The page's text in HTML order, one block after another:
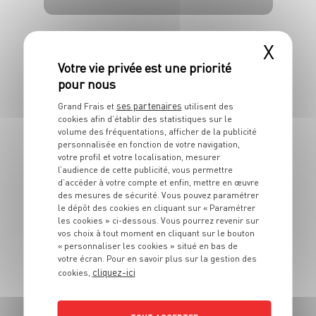
PLAT
Purée de panais,
pommes de terre et
ciboulette
6 pers. 5 min 20 min
X
Grand Frais et ses partenaires utilisent des
cookies afin d’établir des statistiques sur le
volume des fréquentations, afficher de la publicité
personnalisée en fonction de votre navigation,
votre profil et votre localisation, mesurer
l’audience de cette publicité, vous permettre
d’accéder à votre compte et enfin, mettre en œuvre
des mesures de sécurité. Vous pouvez paramétrer
le dépôt des cookies en cliquant sur « Paramétrer
les cookies » ci-dessous. Vous pourrez revenir sur
vos choix à tout moment en cliquant sur le bouton
« personnaliser les cookies » situé en bas de
votre écran. Pour en savoir plus sur la gestion des
cookies, cliquez-ici